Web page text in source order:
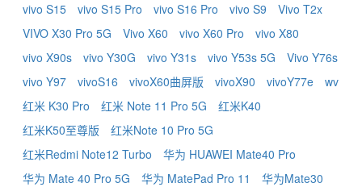
vivo S15
vivo S15 Pro vivo S16 Pro vivo S9
Vivo T2x
VIVO X30 Pro 5G
Vivo X60 vivo X60 Pro
vivo X80
vivo X90s
vivo Y30G vivo Y31s vivo Y53s 5G
Vivo Y76s
vivo Y97
vivoS16 vivoX60曲屏版 vivoX90 vivoY77e
wv
红米 K30 Pro
红米 Note 11 Pro 5G
红米K40
红米K50至尊版
红米Note 10 Pro 5G
红米Redmi Note12 Turbo
华为 HUAWEI Mate40 Pro
华为 Mate 40 Pro 5G
华为 MatePad Pro 11
华为Mate30